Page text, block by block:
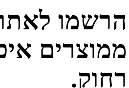
לאתר